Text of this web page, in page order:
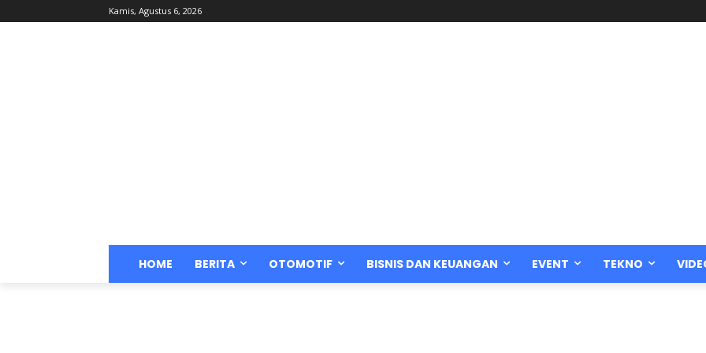
Kamis, Agustus 6, 2026
HOME BERITA OTOMOTIF BISNIS DAN KEUANGAN EVENT TEKNO